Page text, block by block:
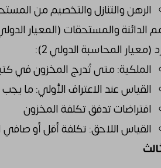
الرهن والتنازل والتخصيم من
الدائنة والمستحقات (المعيار الدولي
(معيار المحاسبة الدولي 2):
الملكية: متى تُدرج المخزون في
القياس عند الاعتراف الأولي: ما
افتراضات تدفق تكلفة المخزون
القياس اللاحق: تكلفة أقل أو صافي